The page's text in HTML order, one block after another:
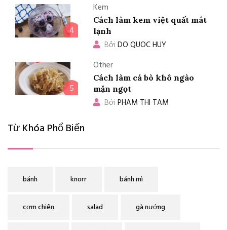
4
Kem
Cách làm kem việt quất mát
lạnh
Bởi DO QUOC HUY
5
Other
Cách làm cá bò khô ngào
mặn ngọt
Bởi PHAM THI TAM
Từ Khóa Phổ Biến
bánh knorr bánh mì
cơm chiên salad gà nướng